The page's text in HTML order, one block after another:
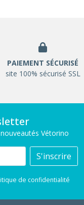
PAIEMENT SÉCURISÉ
site 100% sécurisé SSL
Vétorino
S'inscrire
de confidentialité